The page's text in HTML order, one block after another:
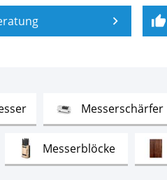
Test Messerschärfer
MesserblöckeTest